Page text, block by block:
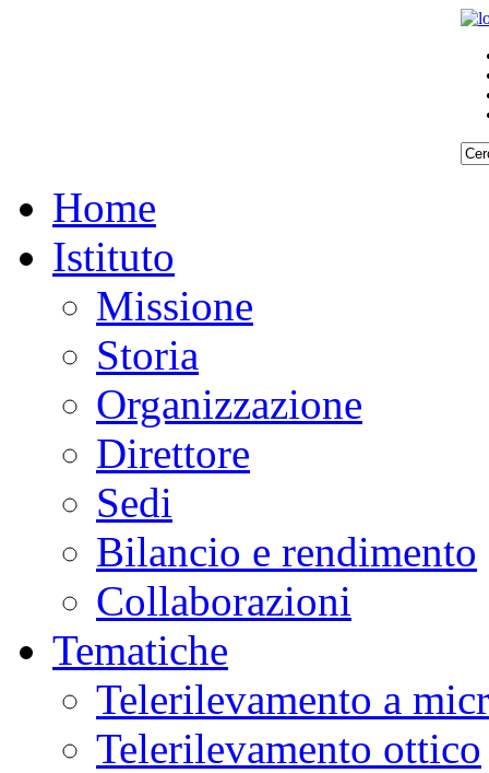
Home
Istituto
Missione
Storia
Organizzazione
Direttore
Sedi
Bilancio e rendimento
Collaborazioni
Tematiche
Telerilevamento a
Telerilevamento ottico